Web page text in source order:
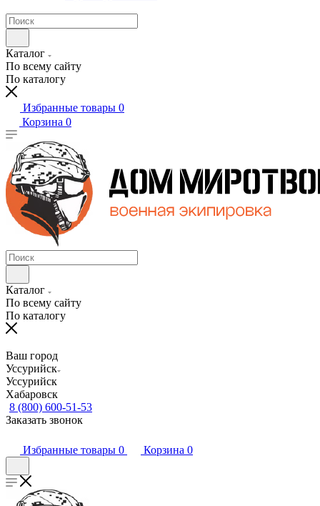
Каталог
По всему сайту
По каталогу
Избранные товары 0
Корзина 0
Каталог
По всему сайту
По каталогу
Ваш город
Уссурийск
Уссурийск
Хабаровск
8 (800) 600-51-53
Заказать звонок
Избранные товары 0 Корзина 0